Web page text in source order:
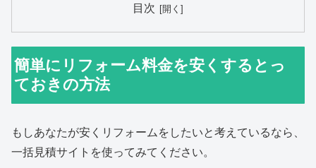
目次
簡単にリフォーム料金を安くするとっ
ておきの方法
もしあなたが安くリフォームをしたいと考えているなら、
一括見積サイトを使ってみてください。